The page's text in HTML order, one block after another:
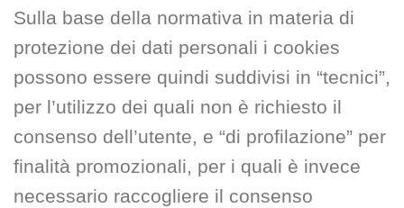
Sulla base della normativa in materia di
protezione dei dati personali i cookies
possono essere quindi suddivisi in “tecnici”,
per l’utilizzo dei quali non è richiesto il
consenso dell’utente, e “di profilazione” per
finalità promozionali, per i quali è invece
necessario raccogliere il consenso